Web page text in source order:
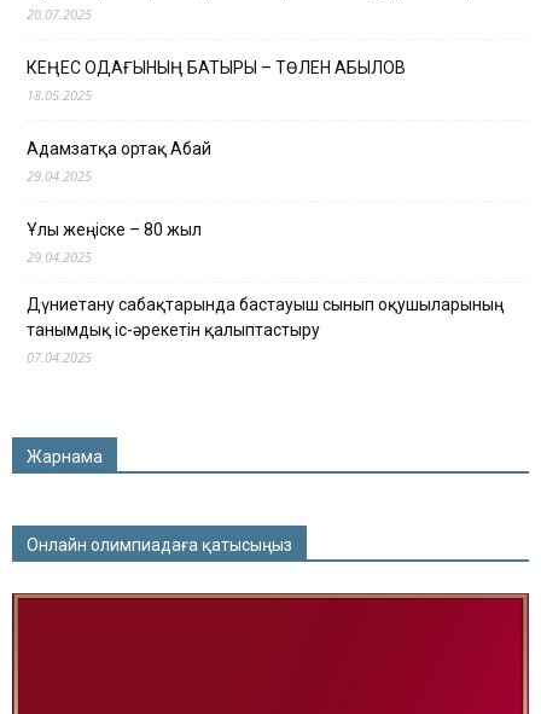
20.07.2025
КЕҢЕС ОДАҒЫНЫҢ БАТЫРЫ – ТӨЛЕН ҚАБЫЛОВ
18.05.2025
Адамзатқа ортақ Абай
29.04.2025
Ұлы жеңіске – 80 жыл
29.04.2025
Дүниетану сабақтарында бастауыш сынып оқушыларының
танымдық іс-әрекетін қалыптастыру
07.04.2025
Жарнама
Онлайн олимпиадаға қатысыңыз